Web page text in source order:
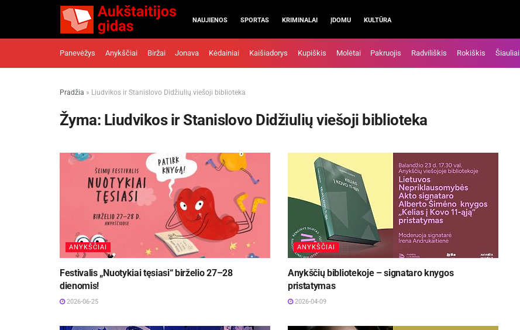
NAUJIENOS SPORTAS KRIMINALAI ĮDOMU KULTŪRA
Panevėžys Anykščiai Biržai Jonava Kėdainiai Kaišiadorys Kupiškis Molėtai Pakruojis Radviliškis Rokiškis Šiauliai
Pradžia » Liudvikos ir Stanislovo Didžiulių viešoji biblioteka
Žyma: Liudvikos ir Stanislovo Didžiulių viešoji biblioteka
ANYKŠČIAI
Festivalis „Nuotykiai tęsiasi“ birželio 27–28
dienomis!
2026-06-25
ANYKŠČIAI
Anykščių bibliotekoje – signataro knygos
pristatymas
2026-04-09